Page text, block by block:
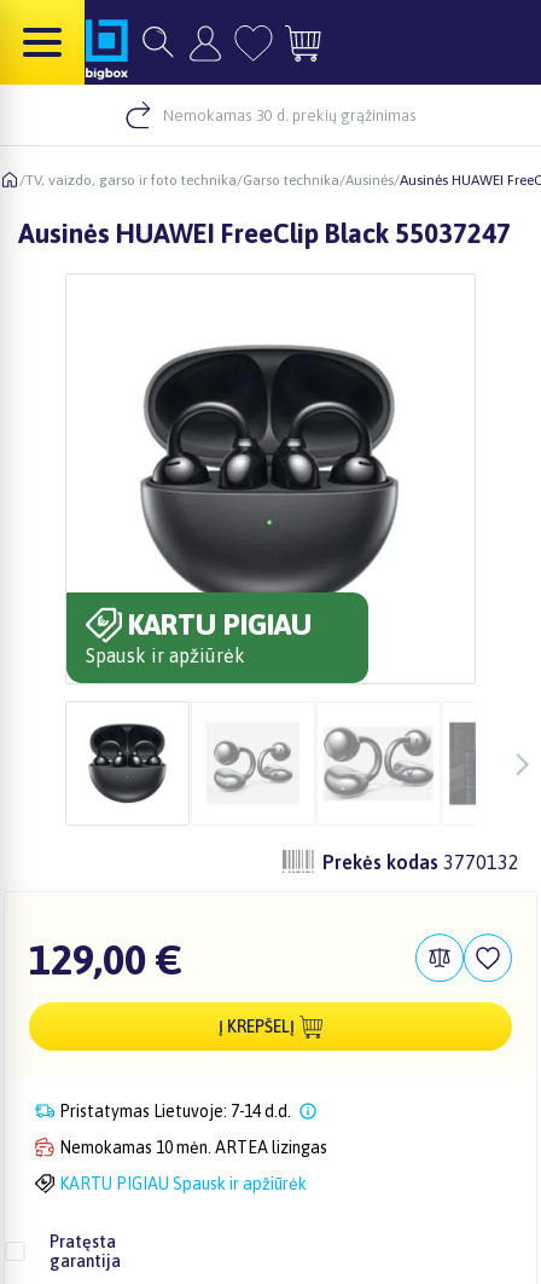
Nemokamas 30 d. prekių grąžinimas
/TV, vaizdo, garso ir foto technika/Garso technika/Ausinės/Ausinės HUAWEI
Ausinės HUAWEI FreeClip Black 55037247
KARTU PIGIAU
Spausk ir apžiūrėk
Prekės kodas 3770132
129,00 €
Į KREPŠELĮ
Pristatymas Lietuvoje: 7-14 d.d.
Nemokamas 10 mėn. ARTEA lizingas
KARTU PIGIAU Spausk ir apžiūrėk
Pratęsta
garantija